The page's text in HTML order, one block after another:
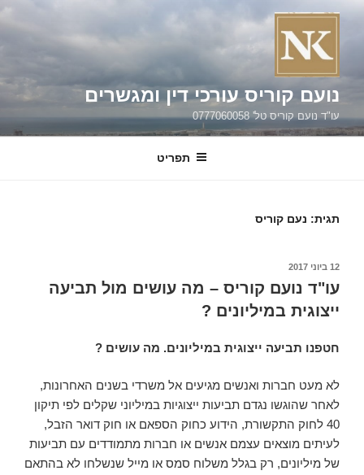
דילוג
נועם קוריס עורכי דין ומגשרים
עו"ד נועם קוריס טל' 0777060058
תפריט
תגית: נעם קוריס
פורסם
12 ביוני 2017
עו"ד נועם קוריס – מה עושים מול תביעה
ייצוגית במיליונים ?
חטפנו תביעה ייצוגית במיליונים. מה עושים ?
לא מעט חברות ואנשים מגיעים אל משרדי בשנים האחרונות,
לאחר שהוגשו נגדם תביעות ייצוגיות במיליוני שקלים לפי תיקון
40 לחוק התקשורת, הידוע כחוק הספאם או חוק דואר הזבל,
לעיתים מוצאים עצמם אנשים או חברות מתמודדים עם תביעות
של מיליונים, רק בגלל משלוח סמס או מייל שנשלחו לא בהתאם